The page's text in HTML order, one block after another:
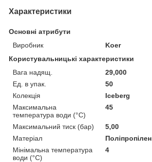
Характеристики
Основні атрибути
Виробник
Koer
Користувальницькі характеристики
Вага надящ.
29,000
Ед. в упак.
50
Колекція
Iceberg
Максимальна
температура води (°C)
45
Максимальний тиск (бар)
5,00
Матеріал
Поліпропілен
Мінімальна температура
води (°C)
4